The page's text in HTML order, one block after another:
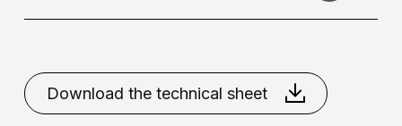
Installation: External
Chrome Matt Black
Matt
White
Nikel Brushed
Download the technical sheet